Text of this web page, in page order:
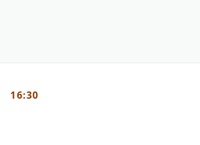
16:30